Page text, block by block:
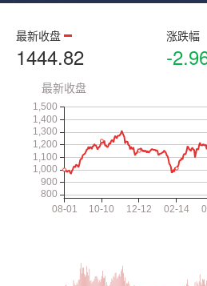
最新收盘
1444.82
涨跌幅
-